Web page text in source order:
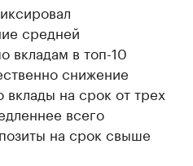
средней
вкладам в топ-10
снижение
вклады на срок от трех
всего
на срок свыше